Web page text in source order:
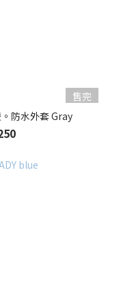
售完
防水外套 Gray